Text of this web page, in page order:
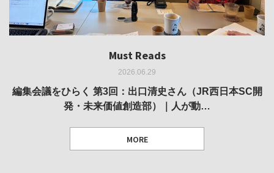
Must Reads
2026.06.29
編集会議をひらく 第3回：出口清史さん（JR西日本SC開
発・未来価値創造部）｜人が動…
MORE
Must Reads
2026.05.14
REVIEW｜果たして美術家・梅津庸一は、「大阪のゆかり
作家」となることができたのか…
Must Reads
2026.03.11
REPORT｜博覧会の残像
Must Reads
2026.02.25
REVIEW｜菊池聡太朗 個展「余りの風景」
Must Reads
2025.10.01
REVIEW｜生の存在証明としての線——「ライフライン」
展